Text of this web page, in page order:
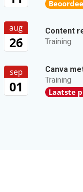
aug
26
Content
Training
sep
01
Canva
Training
Laatste